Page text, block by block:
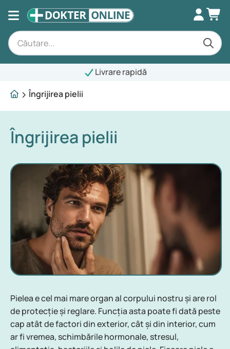
Livrare rapidă
Îngrijirea pielii
Îngrijirea pielii
Pielea e cel mai mare organ al corpului nostru și are rol
de protecție și reglare. Funcția asta poate fi dată peste
cap atât de factori din exterior, cât și din interior, cum
ar fi vremea, schimbările hormonale, stresul,